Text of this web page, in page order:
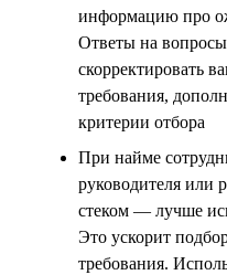
информацию про
Ответы на
скорректировать
требования,
критерии отбора
При найме
руководителя или
стеком — лучше
Это ускорит
требования.